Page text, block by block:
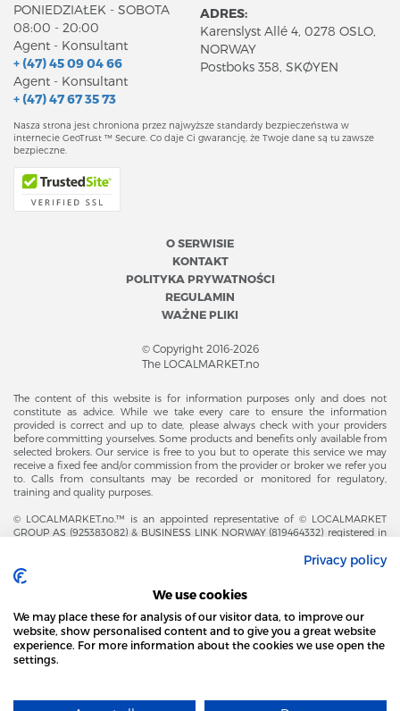
PONIEDZIAŁEK - SOBOTA
08:00 - 20:00
Agent - Konsultant
+ (47) 45 09 04 66
Agent - Konsultant
+ (47) 47 67 35 73
ADRES:
Karenslyst Allé 4, 0278 OSLO,
NORWAY
Postboks 358, SKØYEN
Nasza strona jest chroniona przez najwyższe standardy bezpieczeństwa w
internecie GeoTrust ™ Secure. Co daje Ci gwarancję, że Twoje dane są tu zawsze
bezpieczne.
O SERWISIE
KONTAKT
POLITYKA PRYWATNOŚCI
REGULAMIN
WAŻNE PLIKI
© Copyright 2016-2026
The LOCALMARKET.no
The content of this website is for information purposes only and does not
constitute as advice. While we take every care to ensure the information
provided is correct and up to date, please always check with your providers
before committing yourselves. Some products and benefits only available from
selected brokers. Our service is free to you but to operate this service we may
receive a fixed fee and/or commission from the provider or broker we refer you
to. Calls from consultants may be recorded or monitored for regulatory,
training and quality purposes.
© LOCALMARKET.no.™ is an appointed representative of © LOCALMARKET
GROUP AS (925383082) & BUSINESS LINK NORWAY (819464332) registered in
Brønnøysundregistrene. Financial & Insurance Services and Markets Authority,
and subject to limited regulation by the Financial Conduct Authority. Head
Office Adresse: Karenslyst Alle 4, 0278 Oslo – Skøyen. Post Adresse: Postboks
358, 0213 Oslo, Norway. Email Contact: post@localmarket.no. Office Contact: +
47 23 89 88 63 © Copyright 2016-2026 The LOCALMARKET GROUP ™.
DODATKOWO OD ZESPOŁU LOCALMARKET |
STRONA LOCAL MARKET WYKORZYSTUJE PLIKI
Privacy policy
We use cookies
We may place these for analysis of our visitor data, to improve our
website, show personalised content and to give you a great website
experience. For more information about the cookies we use open the
settings.